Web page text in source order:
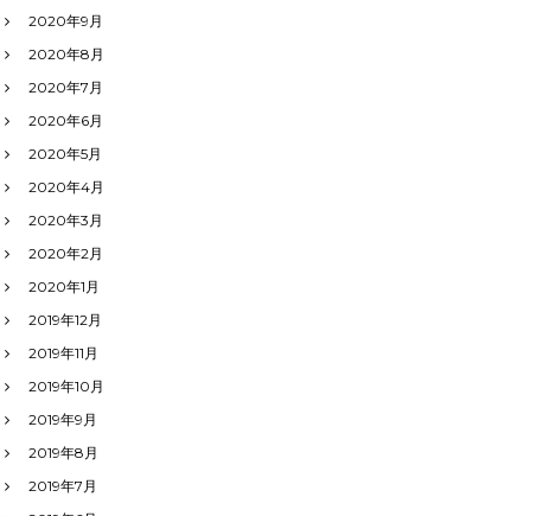
2020年9月
2020年8月
2020年7月
2020年6月
2020年5月
2020年4月
2020年3月
2020年2月
2020年1月
2019年12月
2019年11月
2019年10月
2019年9月
2019年8月
2019年7月